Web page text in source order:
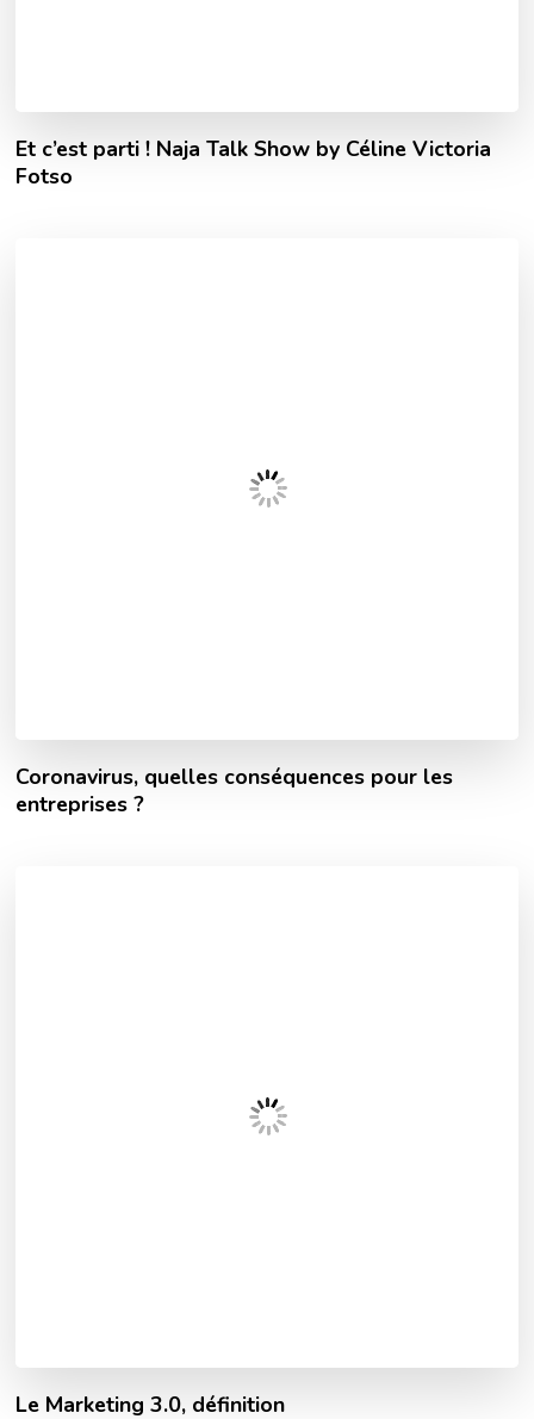
Et c’est parti ! Naja Talk Show by Céline Victoria
Fotso
Coronavirus, quelles conséquences pour les
entreprises ?
Le Marketing 3.0, définition